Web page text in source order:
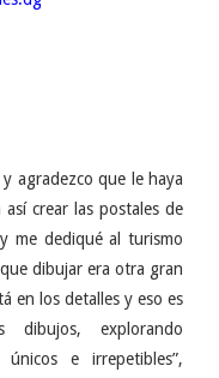
y agradezco que le haya
crear las postales de
me dediqué al turismo
dibujar era otra gran
en los detalles y eso es
explorando
e irrepetibles”,